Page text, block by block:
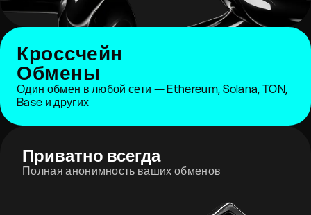
Кроссчейн
Обмены
Один обмен в любой сети — Ethereum, Solana, TON,
Base и других
Приватно всегда
Полная анонимность ваших обменов